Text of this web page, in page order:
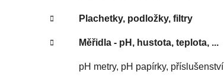
Plachetky, podložky, filtry
Měřidla - pH, hustota, teplota, ...
pH metry, pH papírky, příslušenství